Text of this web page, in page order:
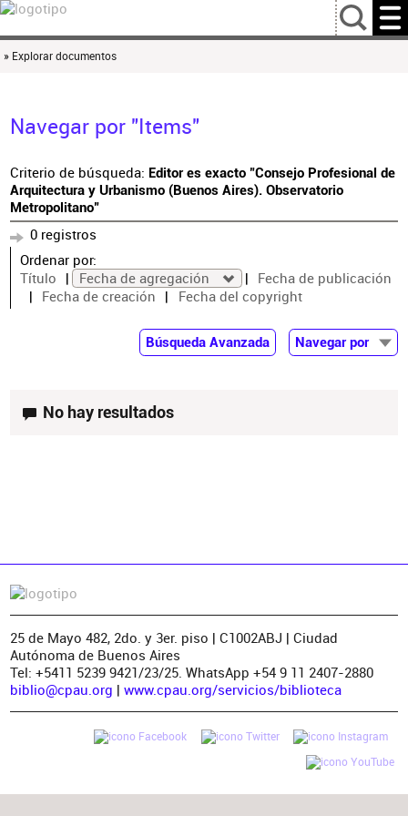
…
» Explorar documentos
Navegar por "Items"
Criterio de búsqueda: Editor es exacto "Consejo Profesional de
Arquitectura y Urbanismo (Buenos Aires). Observatorio
Metropolitano"
0 registros
Ordenar por:
Título
Fecha de agregación
Fecha de publicación
Fecha de creación
Fecha del copyright
Búsqueda Avanzada
Navegar por
No hay resultados
25 de Mayo 482, 2do. y 3er. piso | C1002ABJ | Ciudad
Autónoma de Buenos Aires
Tel: +5411 5239 9421/23/25. WhatsApp +54 9 11 2407-2880
biblio@cpau.org | www.cpau.org/servicios/biblioteca